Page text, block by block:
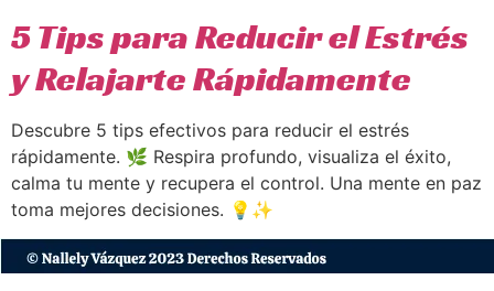
5 Tips para Reducir el Estrés
y Relajarte Rápidamente
Descubre 5 tips efectivos para reducir el estrés
rápidamente. 🌿 Respira profundo, visualiza el éxito,
calma tu mente y recupera el control. Una mente en paz
toma mejores decisiones. 💡✨